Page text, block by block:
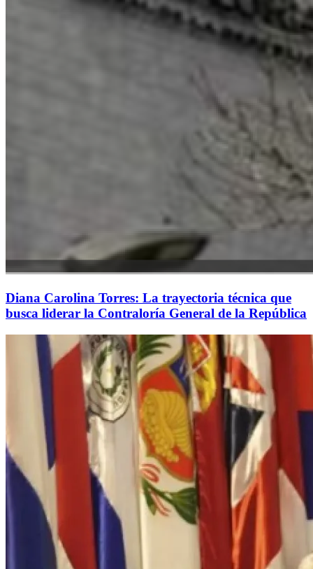
Diana Carolina Torres: La trayectoria técnica que
busca liderar la Contraloría General de la República